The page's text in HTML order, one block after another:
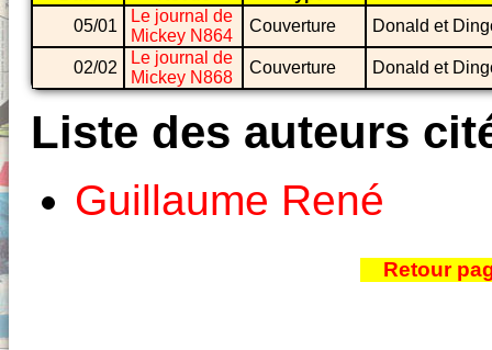
05/01
Le journal de
Mickey N864
Couverture Donald et
02/02
Le journal de
Mickey N868
Couverture Donald et
Liste des auteurs
Guillaume René
Retour